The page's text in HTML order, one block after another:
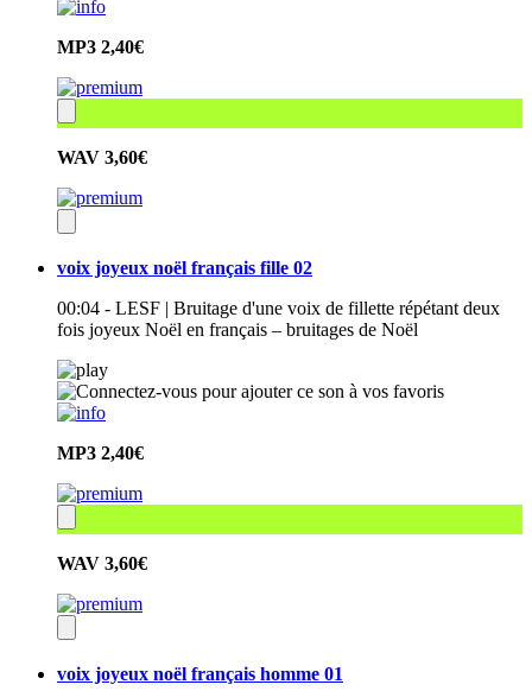
MP3 2,40€
WAV 3,60€
voix joyeux noël français fille 02
00:04 - LESF | Bruitage d'une voix de fillette répétant deux
fois joyeux Noël en français – bruitages de Noël
MP3 2,40€
WAV 3,60€
voix joyeux noël français homme 01